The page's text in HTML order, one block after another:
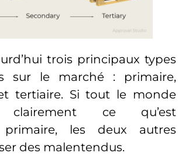
trois principaux types
sur le marché : primaire,
tertiaire. Si tout le monde
clairement ce qu’est
primaire, les deux autres
des malentendus.